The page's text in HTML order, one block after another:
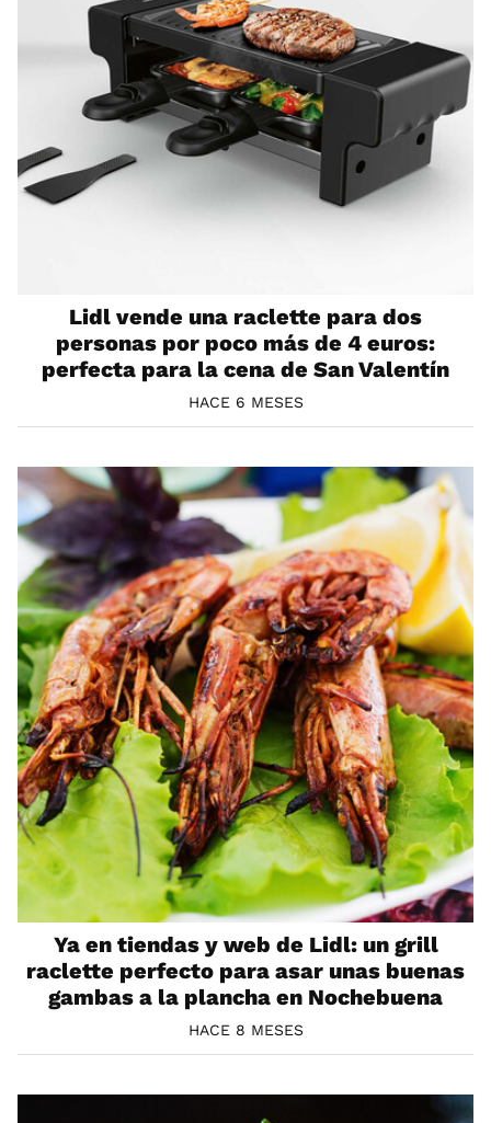
Lidl vende una raclette para dos
personas por poco más de 4 euros:
perfecta para la cena de San Valentín
HACE 6 MESES
Ya en tiendas y web de Lidl: un grill
raclette perfecto para asar unas buenas
gambas a la plancha en Nochebuena
HACE 8 MESES